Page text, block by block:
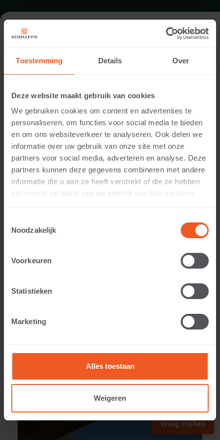
Toestemming Details Over
Deze website maakt gebruik van cookies
We gebruiken cookies om content en advertenties te
personaliseren, om functies voor social media te bieden
en om ons websiteverkeer te analyseren. Ook delen we
informatie over uw gebruik van onze site met onze
partners voor social media, adverteren en analyse. Deze
partners kunnen deze gegevens combineren met andere
informatie die u aan ze heeft verstrekt of die ze hebben
verzameld op basis van uw gebruik van hun services.
Noodzakelijk
Voorkeuren
Statistieken
Marketing
Alles toestaan
Weigeren
FORMAT - SCHWIMMBADRAND
SORTIMENT SCHWIMMBADRÄNDER
5 CM DICKE
Anwendbar auf:
109 KG
ANWENDUNGSBEISPIEL
Vraag stellen